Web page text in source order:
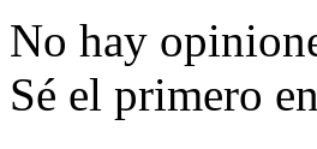
No hay
Sé el primero